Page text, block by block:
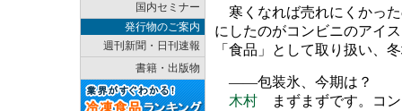
国内セミナー
発行物のご案内
週刊新聞・日刊速報
書籍・出版物
寒くなれば売れにくかっ
にしたのがコンビニのアイ
「食品」として取り扱い、
――包装氷、今期は？
木村 まずまずです。コン